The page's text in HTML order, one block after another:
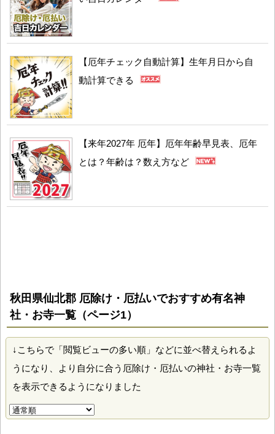
【厄年チェック自動計算】生年月日から自
動計算できる
【来年2027年 厄年】厄年年齢早見表、厄年
とは？年齢は？数え方など
秋田県仙北郡 厄除け・厄払いでおすすめ有名神
社・お寺一覧（ページ1）
↓こちらで「閲覧ビューの多い順」などに並べ替えられるよ
うになり、より自分に合う厄除け・厄払いの神社・お寺一覧
を表示できるようになりました